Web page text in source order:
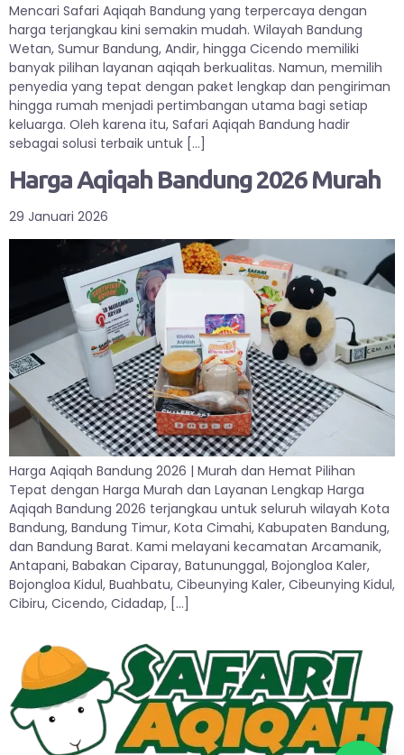
Mencari Safari Aqiqah Bandung yang terpercaya dengan
harga terjangkau kini semakin mudah. Wilayah Bandung
Wetan, Sumur Bandung, Andir, hingga Cicendo memiliki
banyak pilihan layanan aqiqah berkualitas. Namun, memilih
penyedia yang tepat dengan paket lengkap dan pengiriman
hingga rumah menjadi pertimbangan utama bagi setiap
keluarga. Oleh karena itu, Safari Aqiqah Bandung hadir
sebagai solusi terbaik untuk […]
Harga Aqiqah Bandung 2026 Murah
29 Januari 2026
Harga Aqiqah Bandung 2026 | Murah dan Hemat Pilihan
Tepat dengan Harga Murah dan Layanan Lengkap Harga
Aqiqah Bandung 2026 terjangkau untuk seluruh wilayah Kota
Bandung, Bandung Timur, Kota Cimahi, Kabupaten Bandung,
dan Bandung Barat. Kami melayani kecamatan Arcamanik,
Antapani, Babakan Ciparay, Batununggal, Bojongloa Kaler,
Bojongloa Kidul, Buahbatu, Cibeunying Kaler, Cibeunying Kidul,
Cibiru, Cicendo, Cidadap, […]